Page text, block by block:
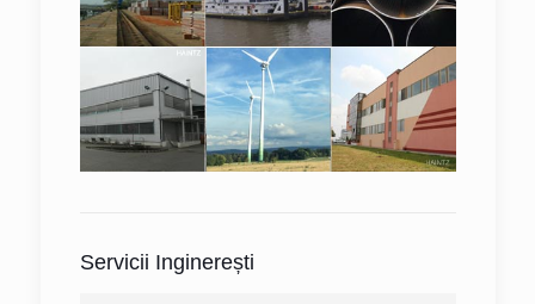
Servicii Inginerești